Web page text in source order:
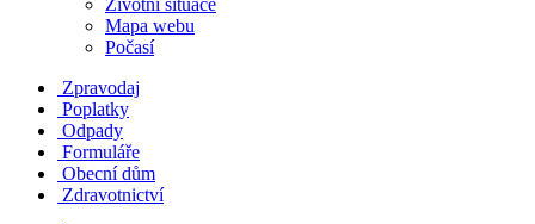
Životní situace
Mapa webu
Počasí
Zpravodaj
Poplatky
Odpady
Formuláře
Obecní dům
Zdravotnictví